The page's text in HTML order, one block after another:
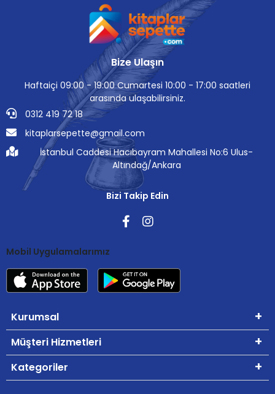
Bize Ulaşın
Haftaiçi 09:00 - 19:00 Cumartesi 10:00 - 17:00 saatleri
arasında ulaşabilirsiniz.
0312 419 72 18
kitaplarsepette@gmail.com
İstanbul Caddesi Hacıbayram Mahallesi No:6 Ulus-
Altındağ/Ankara
Bizi Takip Edin
Mobil Uygulamalarımız
Kurumsal
Müşteri Hizmetleri
Kategoriler